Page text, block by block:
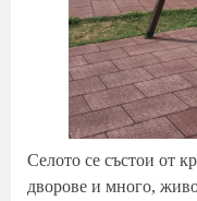
Селото се състои от
дворове и много,